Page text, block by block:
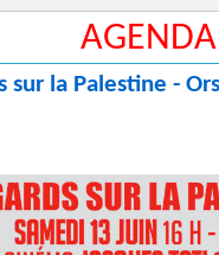
AGENDA
sur la Palestine -